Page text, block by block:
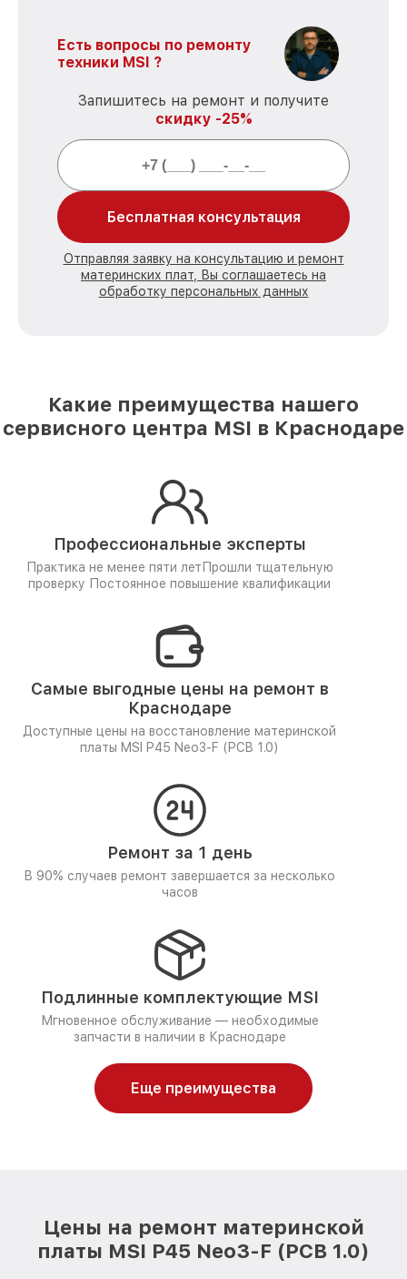
Есть вопросы по ремонту
техники MSI ?
Запишитесь на ремонт и получите
скидку -25%
Бесплатная консультация
Отправляя заявку на консультацию и ремонт
материнских плат, Вы соглашаетесь на
обработку персональных данных
Какие преимущества нашего
сервисного центра MSI в Краснодаре
Профессиональные эксперты
Практика не менее пяти лет Прошли тщательную
проверку Постоянное повышение квалификации
Самые выгодные цены на ремонт в
Краснодаре
Доступные цены на восстановление материнской
платы MSI P45 Neo3-F (PCB 1.0)
Ремонт за 1 день
В 90% случаев ремонт завершается за несколько
часов
Подлинные комплектующие MSI
Мгновенное обслуживание — необходимые
запчасти в наличии в Краснодаре
Еще преимущества
Цены на ремонт материнской
платы MSI P45 Neo3-F (PCB 1.0)